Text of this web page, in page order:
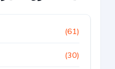
(61)
(30)